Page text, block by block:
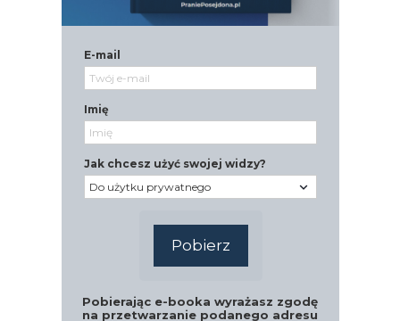
Pobierając e-booka wyrażasz zgodę
na przetwarzanie podanego adresu
E-mail
Imię
Jak chcesz użyć swojej widzy?
Pobierz